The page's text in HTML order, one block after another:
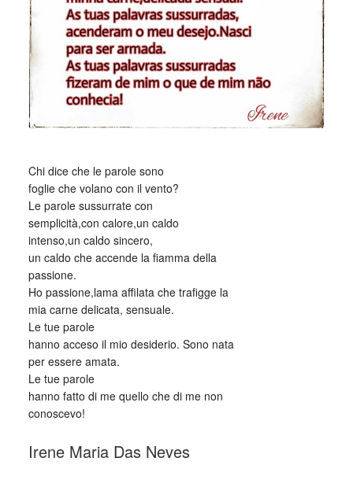
Chi dice che le parole sono
foglie che volano con il vento?
Le parole sussurrate con
semplicità,con calore,un caldo
intenso,un caldo sincero,
un caldo che accende la fiamma della
passione.
Ho passione,lama affilata che trafigge la
mia carne delicata, sensuale.
Le tue parole
hanno acceso il mio desiderio. Sono nata
per essere amata.
Le tue parole
hanno fatto di me quello che di me non
conoscevo!
Irene Maria Das Neves